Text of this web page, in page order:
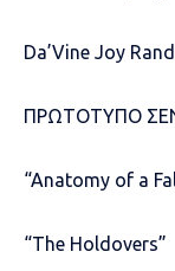
Da’Vine Joy
ΠΡΩΤΟΤΥΠΟ
“Anatomy of a
“The Holdovers”